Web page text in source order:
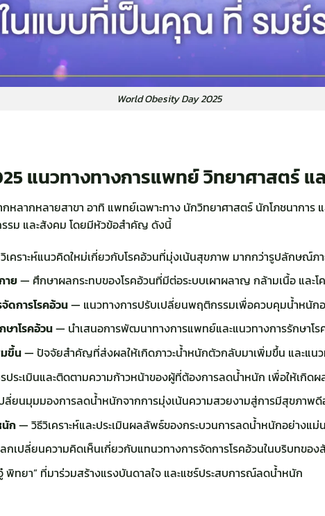
World Obesity Day 2025
แนวทางทางการแพทย์ วิทยาศาสตร์
หลากหลายสาขา อาทิ แพทย์เฉพาะทาง นักวิทยาศาสตร์ นักโภชนาการ
รม และสังคม โดยมีหัวข้อสำคัญ ดังนี้
คราะห์แนวคิดใหม่เกี่ยวกับโรคอ้วนที่มุ่งเน้นสุขภาพ มากกว่ารูปลักษณ์ภ
าย — ศึกษาผลกระทบของโรคอ้วนที่มีต่อระบบเผาผลาญ กล้ามเนื้อ และโ
ดการโรคอ้วน— แนวทางการปรับเปลี่ยนพฤติกรรมเพื่อควบคุมน้ำหนัก
ษาโรคอ้วน— นำเสนอการพัฒนาทางการแพทย์และแนวทางการรักษาโร
ขึ้น— ปัจจัยสำคัญที่ส่งผลให้เกิดภาวะน้ำหนักตัวกลับมาเพิ่มขึ้น และแน
ระเมินและติดตามความก้าวหน้าของผู้ที่ต้องการลดน้ำหนัก เพื่อให้เกิด
ยนมุมมองการลดน้ำหนักจากการมุ่งเน้นความสวยงามสู่การมีสุขภาพดี
ก— วิธีวิเคราะห์และประเมินผลลัพธ์ของกระบวนการลดน้ำหนักอย่างแม่
เปลี่ยนความคิดเห็นเกี่ยวกับแทนวทางการจัดการโรคอ้วนในบริบทขอ
ทยา” ที่มาร่วมสร้างแรงบันดาลใจ และแชร์ประสบการณ์ลดน้ำหนัก